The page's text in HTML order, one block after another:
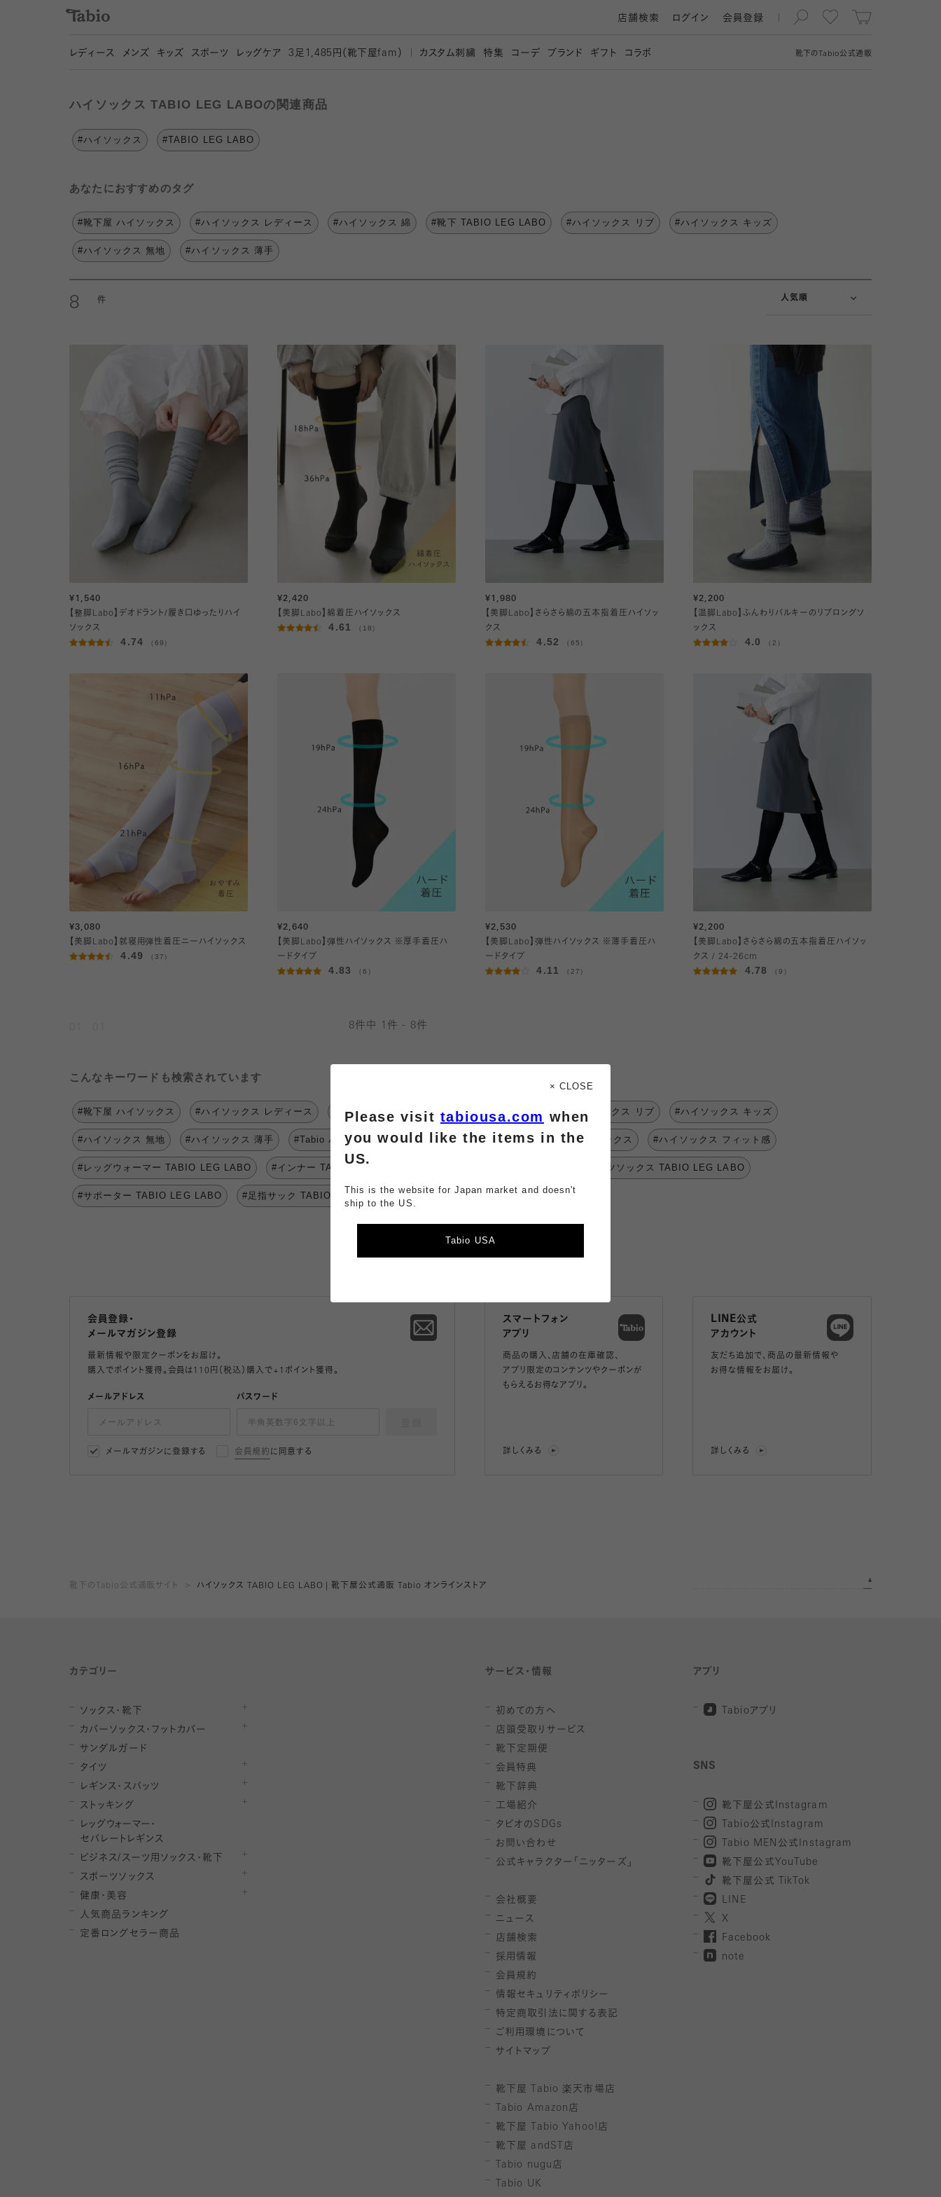
靴下の Tabio公式通販
店舗検索 ログイン 会員登録
レディース メンズ キッズ スポーツ レッグケア 3 足1,485円（靴下屋fam） カスタム刺繍 特集 コーデ ブランド ギフト コラボ
ハイソックス TABIO LEG LABOの関連商品
#ハイソックス #TABIO LEG LABO
あなたにおすすめのタグ
#靴下屋 ハイソックス #ハイソックス レディース #ハイソックス 綿 #靴下 TABIO LEG LABO #ハイソックス リブ #ハイソックス キッズ
#ハイソックス 無地 #ハイソックス 薄手
8 人気順
価格が高い順
¥1,540
【整脚Labo】デオドラント/履き口ゆったりハイ
ソックス
4.74 （69）
¥2,420
【美脚Labo】綿着圧ハイソックス
4.61 （18）
¥1,980
【美脚Labo】さらさら綿の五本指着圧ハイソッ
クス
4.52 （65）
¥2,200
【温脚Labo】ふんわりバルキーのリブロングソ
ックス
4.0 （2）
¥3,080
【美脚Labo】就寝用弾性着圧ニーハイソックス
4.49 （37）
¥2,640
【美脚Labo】弾性ハイソックス ※厚手着圧ハ
ードタイプ
4.83 （6）
¥2,530
【美脚Labo】弾性ハイソックス ※薄手着圧ハ
ードタイプ
4.11 （27）
¥2,200
【美脚Labo】さらさら綿の五本指着圧ハイソッ
クス / 24-26cm
4.78 （9）
8件中 1件 - 8件
こんなキーワードも検索されています
#靴下屋 ハイソックス #ハイソックス レディース #ハイソックス 綿 #靴下 TABIO LEG LABO #ハイソックス リブ #ハイソックス キッズ
#ハイソックス 無地 #ハイソックス 薄手 #Tabio ハイソックス #ハイソックス ウール混 #シアー ハイソックス #ハイソックス フィット感
#レッグウォーマー TABIO LEG LABO #インナー TABIO LEG LABO #パーツソックス TABIO LEG LABO
#サポーター TABIO LEG LABO #足指サック TABIO LEG LABO
会員登録・
メールマガジン登録
最新情報や限定クーポンをお届け。
購入でポイント獲得。会員は110円（税込）購入で+1ポイント獲得。
メールアドレス パスワード
メールマガジンに登録する 会員規約 に同意する
スマートフォン
アプリ
商品の購入、店舗の在庫確認、
アプリ限定のコンテンツやクーポンが
もらえるお得なアプリ。
詳しくみる
LINE公式
アカウント
友だち追加で、 商品の最新情報や
お得な情報をお届け。
詳しくみる
靴下のTabio公式通販サイト ハイソックス TABIO LEG LABO | 靴下屋公式通販 Tabio オンラインストア
カテゴリー
ソックス・靴下
カバーソックス・フットカバー
サンダルガード
タイツ
レギンス・スパッツ
ストッキング
レッ グ ウォ ー マ ー ・
セ パレー ト レ ギン ス
ビジネス/スーツ用 ソックス・靴下
スポーツソックス
健康・美容
人気商品ランキング
定番ロングセラー商品
サービス・情報
初めての方へ
店頭受取りサービス
靴下定期便
会員特典
靴下辞典
工場紹介
タビオの SDGs
お問い合わせ
公式キャラクター「ニッターズ」
会社概要
ニュース
店舗検索
採用情報
会員規約
情報セキュリティポリシー
特定商取引法に関する表記
ご利用環境について
サイトマップ
靴下屋 Tabio 楽天市場店
Tabio Amazon 店
靴下屋
Tabio Yahoo! 店
靴下屋 andST 店
Tabio nugu 店
Tabio UK
アプリ
Tabio アプリ
SNS
靴下屋公式 Instagram
Tabio 公式 Instagram
Tabio MEN 公式 Instagram
靴下屋公式 YouTube
靴下屋公式
TikTok
LINE
X
Facebook
note
× CLOSE
Please visit tabiousa.com when
you would like the items in the
US.
This is the website for Japan market and doesn't
ship to the US.
Tabio USA